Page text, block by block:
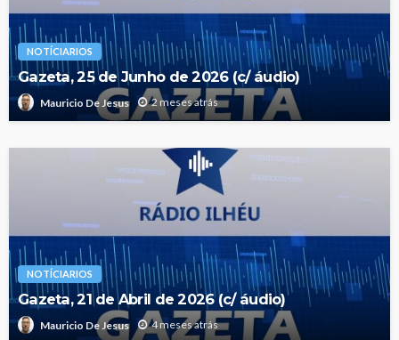
NOTÍCIARIOS
Gazeta, 25 de Junho de 2026 (c/ áudio)
Mauricio De Jesus 2 meses atrás
NOTÍCIARIOS
Gazeta, 21 de Abril de 2026 (c/ áudio)
Mauricio De Jesus 4 meses atrás